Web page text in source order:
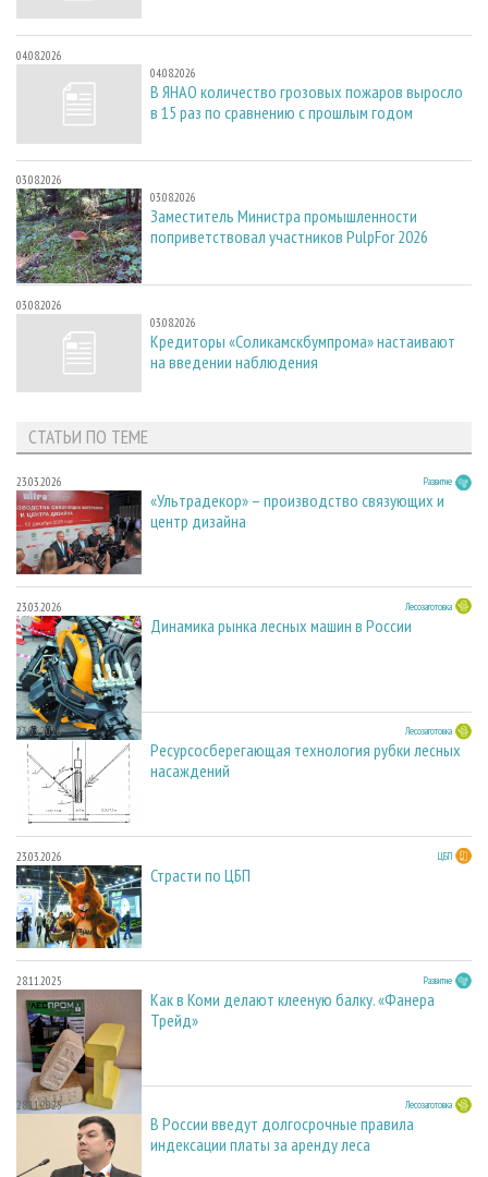
04.08.2026
04.08.2026
В ЯНАО количество грозовых пожаров выросло
в 15 раз по сравнению с прошлым годом
03.08.2026
03.08.2026
Заместитель Министра промышленности
поприветствовал участников PulpFor 2026
03.08.2026
03.08.2026
Кредиторы «Соликамскбумпрома» настаивают
на введении наблюдения
СТАТЬИ ПО ТЕМЕ
23.03.2026 Развитие
«Ультрадекор» – производство связующих и
центр дизайна
23.03.2026 Лесозаготовка
Динамика рынка лесных машин в России
23.03.2026 Лесозаготовка
Ресурсосберегающая технология рубки лесных
насаждений
23.03.2026 ЦБП
Страсти по ЦБП
28.11.2025 Развитие
Как в Коми делают клееную балку. «Фанера
Трейд»
28.11.2025 Лесозаготовка
В России введут долгосрочные правила
индексации платы за аренду леса